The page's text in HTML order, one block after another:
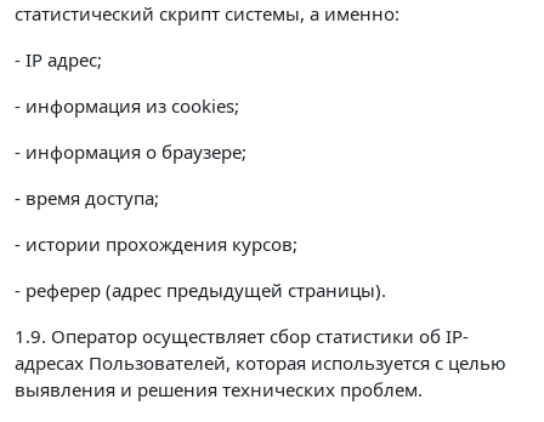
статистический скрипт системы, а именно:
- IP адрес;
- информация из cookies;
- информация о браузере;
- время доступа;
- истории прохождения курсов;
- реферер (адрес предыдущей страницы).
1.9. Оператор осуществляет сбор статистики об IP-
адресах Пользователей, которая используется с целью
выявления и решения технических проблем.